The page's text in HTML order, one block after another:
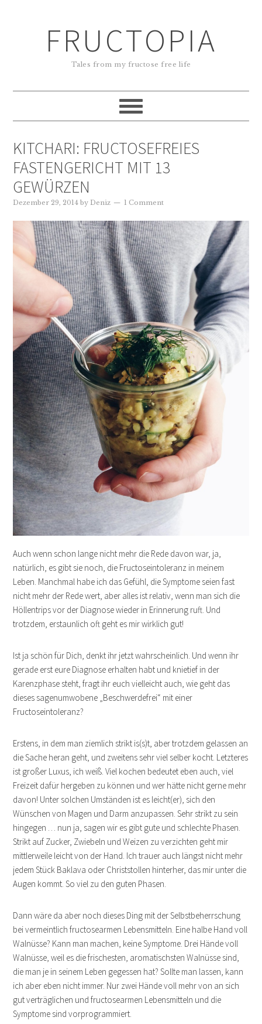
FRUCTOPIA
Tales from my fructose free life
KITCHARI: FRUCTOSEFREIES
FASTENGERICHT MIT 13
GEWÜRZEN
Dezember 29, 2014 byDeniz 1 Comment
Auch wenn schon lange nicht mehr die Rede davon war, ja,
natürlich, es gibt sie noch, die Fructoseintoleranz in meinem
Leben. Manchmal habe ich das Gefühl, die Symptome seien fast
nicht mehr der Rede wert, aber alles ist relativ, wenn man sich die
Höllentrips vor der Diagnose wieder in Erinnerung ruft. Und
trotzdem, erstaunlich oft geht es mir wirklich gut!
Ist ja schön für Dich, denkt ihr jetzt wahrscheinlich. Und wenn ihr
gerade erst eure Diagnose erhalten habt und knietief in der
Karenzphase steht, fragt ihr euch vielleicht auch, wie geht das
dieses sagenumwobene „Beschwerdefrei“ mit einer
Fructoseintoleranz?
Erstens, in dem man ziemlich strikt is(s)t, aber trotzdem gelassen an
die Sache heran geht, und zweitens sehr viel selber kocht. Letzteres
ist großer Luxus, ich weiß. Viel kochen bedeutet eben auch, viel
Freizeit dafür hergeben zu können und wer hätte nicht gerne mehr
davon! Unter solchen Umständen ist es leicht(er), sich den
Wünschen von Magen und Darm anzupassen. Sehr strikt zu sein
hingegen …
nun ja, sagen wir es gibt gute und schlechte Phasen.
Strikt auf Zucker, Zwiebeln und Weizen zu verzichten geht mir
mittlerweile leicht von der Hand. Ich trauer auch längst nicht mehr
jedem Stück Baklava oder Christstollen hinterher, das mir unter die
Augen kommt. So viel zu den guten Phasen.
Dann wäre da aber noch dieses Ding mit der Selbstbeherrschung
bei vermeintlich fructosearmen Lebensmitteln. Eine halbe Hand voll
Walnüsse? Kann man machen, keine Symptome. Drei Hände voll
Walnüsse, weil es die frischesten, aromatischsten Walnüsse sind,
die man je in seinem Leben gegessen hat? Sollte man lassen, kann
ich aber eben nicht immer. Nur zwei Hände voll mehr von an sich
gut verträglichen und fructosearmen Lebensmitteln und die
Symptome sind vorprogrammiert.